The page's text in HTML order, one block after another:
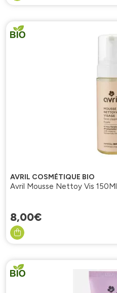
AVRIL COSMÉTIQUE BIO
Avril Mousse Nettoy Vis 150Ml
8,00€